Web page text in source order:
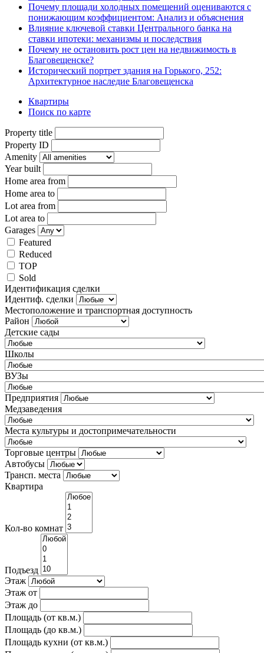
Почему площади холодных помещений оцениваются с
понижающим коэффициентом: Анализ и объяснения
Влияние ключевой ставки Центрального банка на
ставки ипотеки: механизмы и последствия
Почему не остановить рост цен на недвижимость в
Благовещенске?
Исторический портрет здания на Горького, 252:
Архитектурное наследие Благовещенска
Квартиры
Поиск по карте
Property title
Property ID
Amenity
Year built
Home area from
Home area to
Lot area from
Lot area to
Garages
Featured
Reduced
TOP
Sold
Идентификация сделки
Идентиф. сделки
Местоположение и транспортная доступность
Район
Детские сады
Школы
ВУЗы
Предприятия
Медзаведения
Места культуры и достопримечательности
Торговые центры
Автобусы
Трансп. места
Квартира
Кол-во комнат
Подъезд
Этаж
Этаж от
Этаж до
Площадь (от кв.м.)
Площадь (до кв.м.)
Площадь кухни (от кв.м.)